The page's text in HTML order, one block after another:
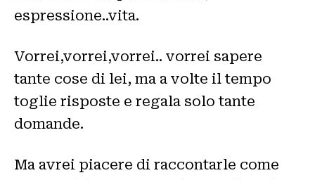
espressione..vita.
Vorrei,vorrei,vorrei.. vorrei sapere
tante cose di lei, ma a volte il tempo
toglie risposte e regala solo tante
domande.
Ma avrei piacere di raccontarle come